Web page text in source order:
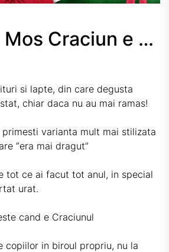
Mos Craciun e …
si lapte, din care degusta
chiar daca nu au mai ramas!
varianta mult mai stilizata
“era mai dragut”
tot ce ai facut tot anul, in special
urat.
cand e Craciunul
copiilor in biroul propriu, nu la